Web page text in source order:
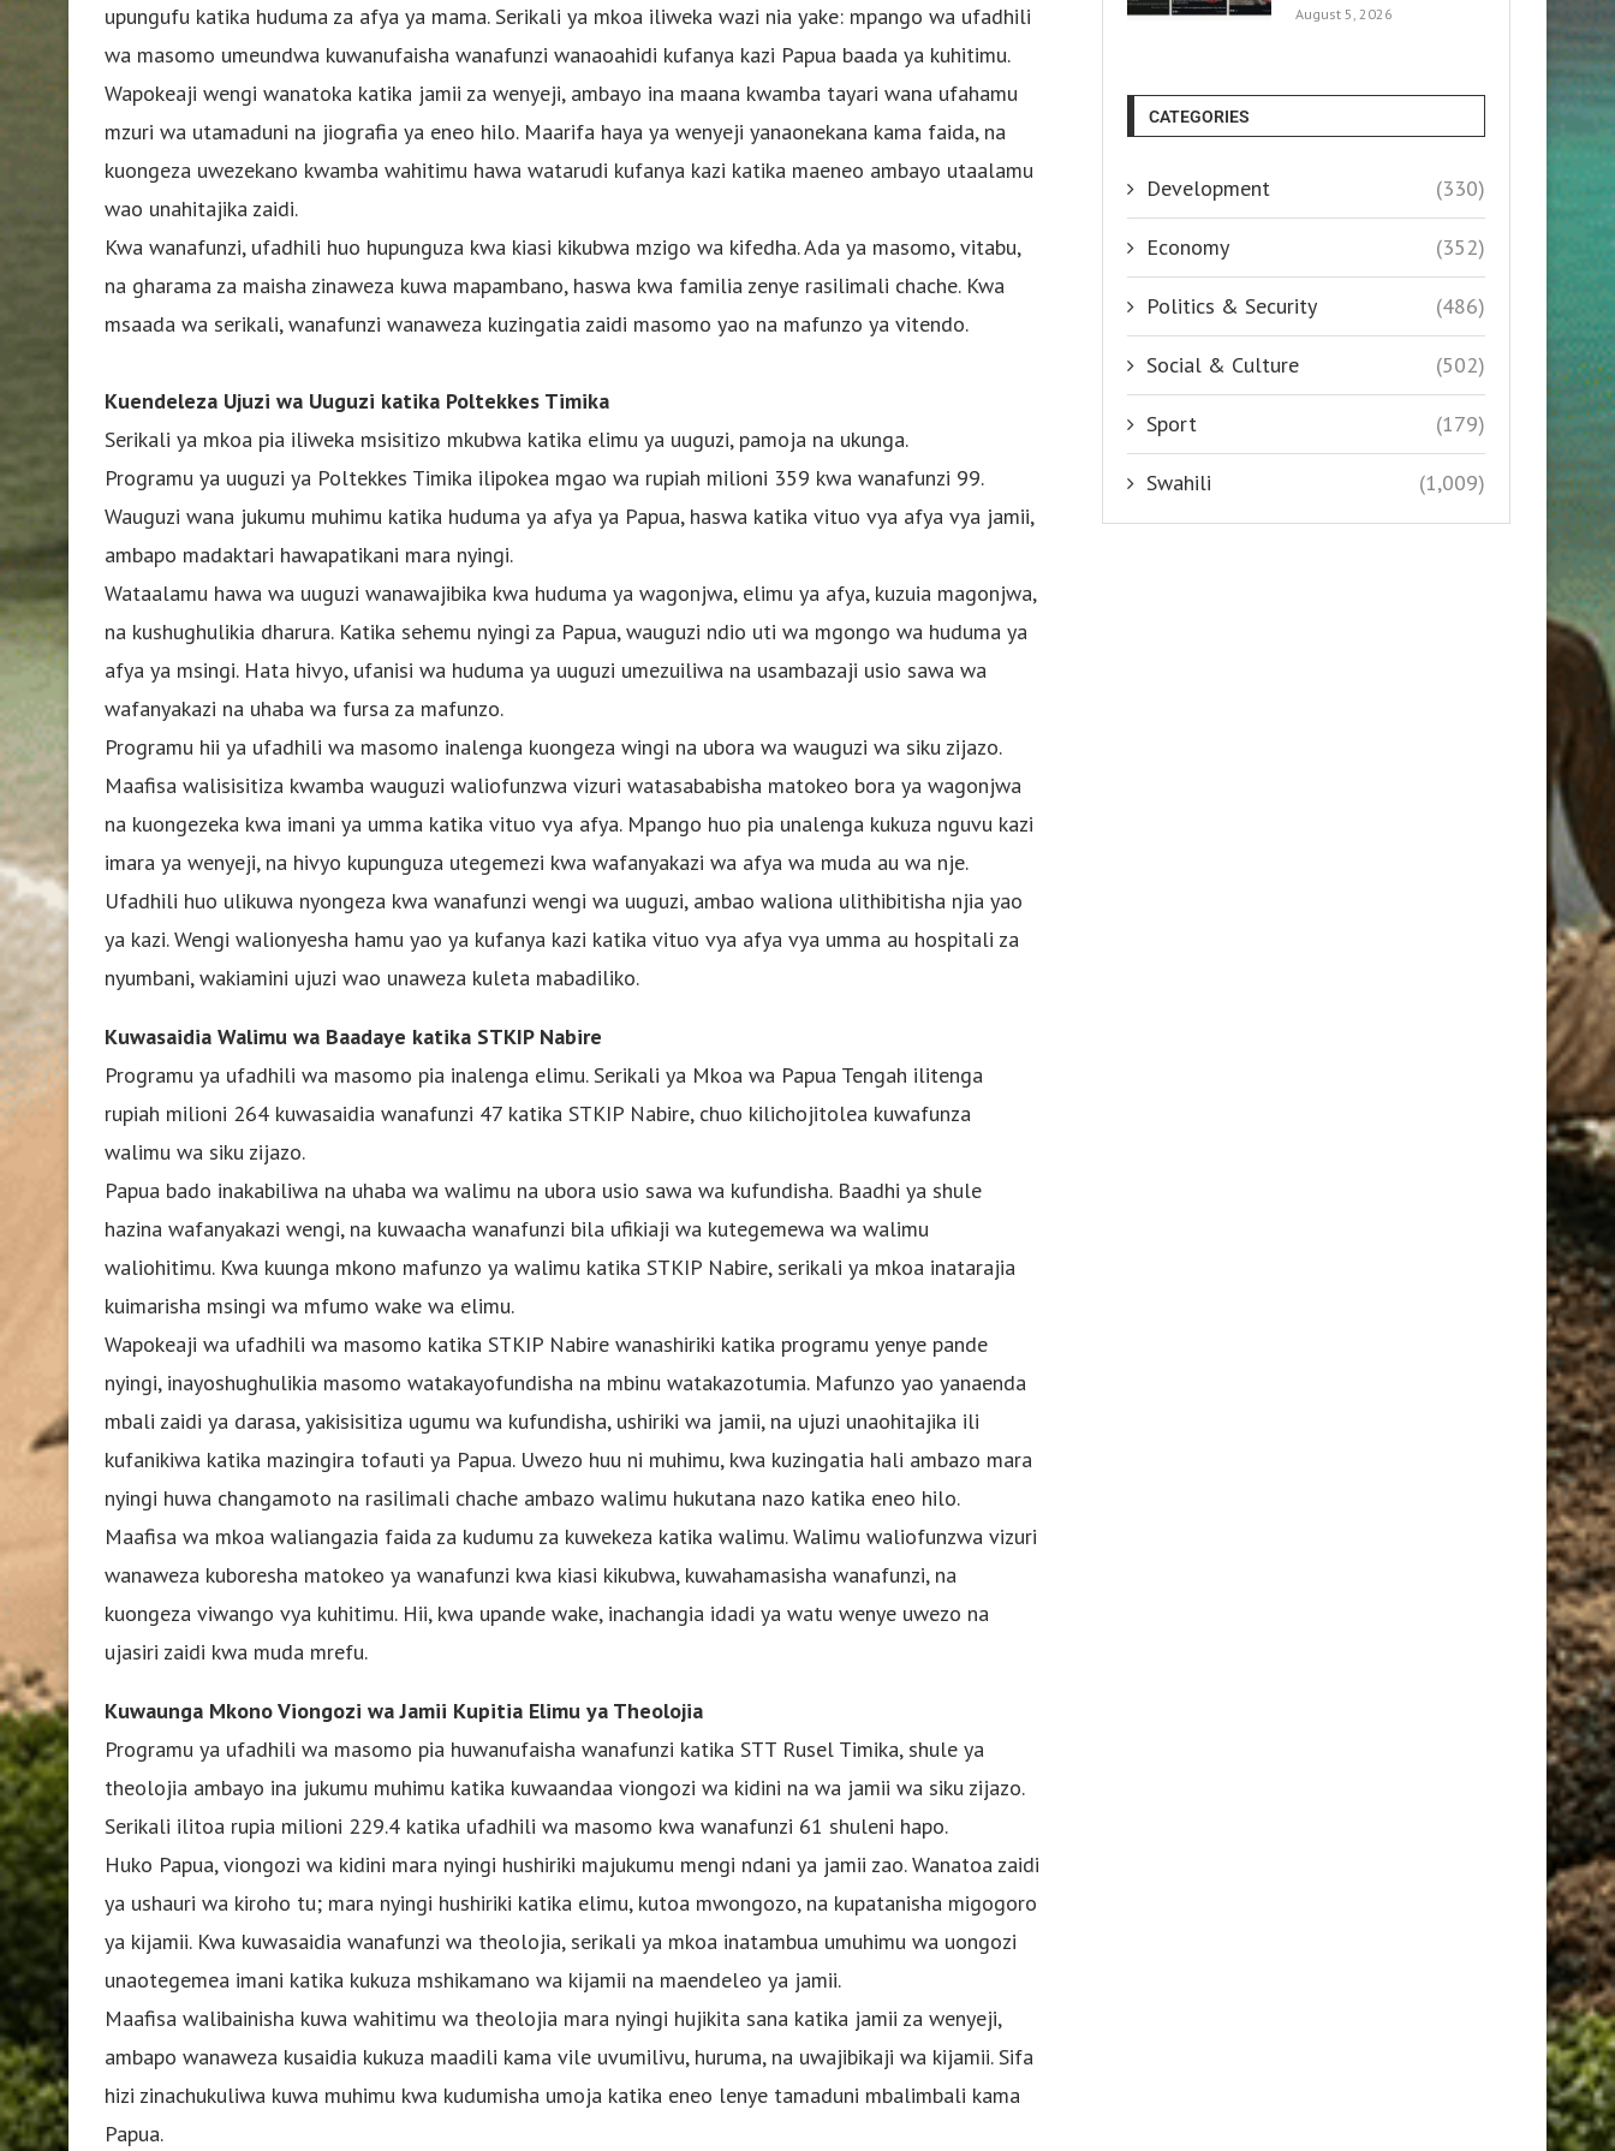
upungufu katika huduma za afya ya mama. Serikali ya mkoa iliweka wazi nia yake: mpango wa ufadhili
wa masomo umeundwa kuwanufaisha wanafunzi wanaoahidi kufanya kazi Papua baada ya kuhitimu.
Wapokeaji wengi wanatoka katika jamii za wenyeji, ambayo ina maana kwamba tayari wana ufahamu
mzuri wa utamaduni na jiografia ya eneo hilo. Maarifa haya ya wenyeji yanaonekana kama faida, na
kuongeza uwezekano kwamba wahitimu hawa watarudi kufanya kazi katika maeneo ambayo utaalamu
wao unahitajika zaidi.
Kwa wanafunzi, ufadhili huo hupunguza kwa kiasi kikubwa mzigo wa kifedha. Ada ya masomo, vitabu,
na gharama za maisha zinaweza kuwa mapambano, haswa kwa familia zenye rasilimali chache. Kwa
msaada wa serikali, wanafunzi wanaweza kuzingatia zaidi masomo yao na mafunzo ya vitendo.
Kuendeleza Ujuzi wa Uuguzi katika Poltekkes Timika
Serikali ya mkoa pia iliweka msisitizo mkubwa katika elimu ya uuguzi, pamoja na ukunga.
Programu ya uuguzi ya Poltekkes Timika ilipokea mgao wa rupiah milioni 359 kwa wanafunzi 99.
Wauguzi wana jukumu muhimu katika huduma ya afya ya Papua, haswa katika vituo vya afya vya jamii,
ambapo madaktari hawapatikani mara nyingi.
Wataalamu hawa wa uuguzi wanawajibika kwa huduma ya wagonjwa, elimu ya afya, kuzuia magonjwa,
na kushughulikia dharura. Katika sehemu nyingi za Papua, wauguzi ndio uti wa mgongo wa huduma ya
afya ya msingi. Hata hivyo, ufanisi wa huduma ya uuguzi umezuiliwa na usambazaji usio sawa wa
wafanyakazi na uhaba wa fursa za mafunzo.
Programu hii ya ufadhili wa masomo inalenga kuongeza wingi na ubora wa wauguzi wa siku zijazo.
Maafisa walisisitiza kwamba wauguzi waliofunzwa vizuri watasababisha matokeo bora ya wagonjwa
na kuongezeka kwa imani ya umma katika vituo vya afya. Mpango huo pia unalenga kukuza nguvu kazi
imara ya wenyeji, na hivyo kupunguza utegemezi kwa wafanyakazi wa afya wa muda au wa nje.
Ufadhili huo ulikuwa nyongeza kwa wanafunzi wengi wa uuguzi, ambao waliona ulithibitisha njia yao
ya kazi. Wengi walionyesha hamu yao ya kufanya kazi katika vituo vya afya vya umma au hospitali za
nyumbani, wakiamini ujuzi wao unaweza kuleta mabadiliko.
Kuwasaidia Walimu wa Baadaye katika STKIP Nabire
Programu ya ufadhili wa masomo pia inalenga elimu. Serikali ya Mkoa wa Papua Tengah ilitenga
rupiah milioni 264 kuwasaidia wanafunzi 47 katika STKIP Nabire, chuo kilichojitolea kuwafunza
walimu wa siku zijazo.
Papua bado inakabiliwa na uhaba wa walimu na ubora usio sawa wa kufundisha. Baadhi ya shule
hazina wafanyakazi wengi, na kuwaacha wanafunzi bila ufikiaji wa kutegemewa wa walimu
waliohitimu. Kwa kuunga mkono mafunzo ya walimu katika STKIP Nabire, serikali ya mkoa inatarajia
kuimarisha msingi wa mfumo wake wa elimu.
Wapokeaji wa ufadhili wa masomo katika STKIP Nabire wanashiriki katika programu yenye pande
nyingi, inayoshughulikia masomo watakayofundisha na mbinu watakazotumia. Mafunzo yao yanaenda
mbali zaidi ya darasa, yakisisitiza ugumu wa kufundisha, ushiriki wa jamii, na ujuzi unaohitajika ili
kufanikiwa katika mazingira tofauti ya Papua. Uwezo huu ni muhimu, kwa kuzingatia hali ambazo mara
nyingi huwa changamoto na rasilimali chache ambazo walimu hukutana nazo katika eneo hilo.
Maafisa wa mkoa waliangazia faida za kudumu za kuwekeza katika walimu. Walimu waliofunzwa vizuri
wanaweza kuboresha matokeo ya wanafunzi kwa kiasi kikubwa, kuwahamasisha wanafunzi, na
kuongeza viwango vya kuhitimu. Hii, kwa upande wake, inachangia idadi ya watu wenye uwezo na
ujasiri zaidi kwa muda mrefu.
Kuwaunga Mkono Viongozi wa Jamii Kupitia Elimu ya Theolojia
Programu ya ufadhili wa masomo pia huwanufaisha wanafunzi katika STT Rusel Timika, shule ya
theolojia ambayo ina jukumu muhimu katika kuwaandaa viongozi wa kidini na wa jamii wa siku zijazo.
Serikali ilitoa rupia milioni 229.4 katika ufadhili wa masomo kwa wanafunzi 61 shuleni hapo.
Huko Papua, viongozi wa kidini mara nyingi hushiriki majukumu mengi ndani ya jamii zao. Wanatoa zaidi
ya ushauri wa kiroho tu; mara nyingi hushiriki katika elimu, kutoa mwongozo, na kupatanisha migogoro
ya kijamii. Kwa kuwasaidia wanafunzi wa theolojia, serikali ya mkoa inatambua umuhimu wa uongozi
unaotegemea imani katika kukuza mshikamano wa kijamii na maendeleo ya jamii.
Maafisa walibainisha kuwa wahitimu wa theolojia mara nyingi hujikita sana katika jamii za wenyeji,
ambapo wanaweza kusaidia kukuza maadili kama vile uvumilivu, huruma, na uwajibikaji wa kijamii. Sifa
hizi zinachukuliwa kuwa muhimu kwa kudumisha umoja katika eneo lenye tamaduni mbalimbali kama
Papua.
August 5, 2026
CATEGORIES
Development (330)
Economy (352)
Politics & Security (486)
Social & Culture (502)
Sport (179)
Swahili (1,009)